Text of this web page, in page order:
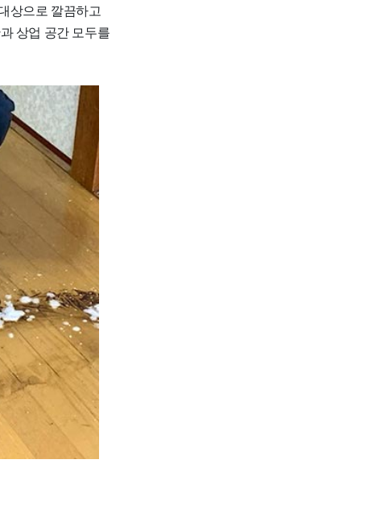
상으로 깔끔하고
상업 공간 모두를